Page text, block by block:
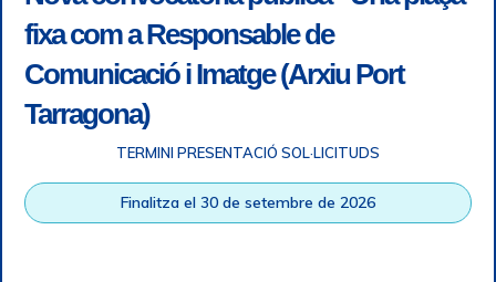
fixa com a Responsable de
Comunicació i Imatge (Arxiu Port
Tarragona)
TERMINI PRESENTACIÓ SOL·LICITUDS
Finalitza el 30 de setembre de 2026